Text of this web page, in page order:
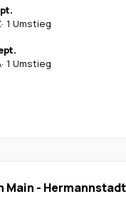
· 1 Umstieg
· 1 Umstieg
Main - Hermannstadt